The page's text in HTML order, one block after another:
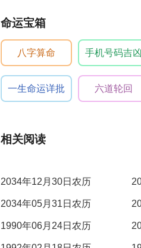
命运宝箱
八字算命 手机号码吉凶
一生命运详批 六道轮回
相关阅读
2034年12月30日农历
2034年05月31日农历
1990年06月24日农历